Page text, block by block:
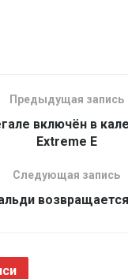
Предыдущая запись
включён в
Extreme E
Следующая запись